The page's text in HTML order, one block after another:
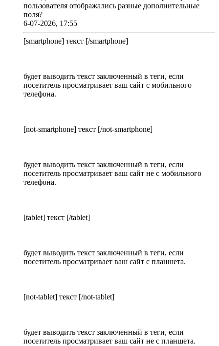
пользователя отображались разные дополнительные
поля?
6-07-2026, 17:55
[smartphone] текст [/smartphone]
будет выводить текст заключенный в теги, если
посетитель просматривает ваш сайт с мобильного
телефона.
[not-smartphone] текст [/not-smartphone]
будет выводить текст заключенный в теги, если
посетитель просматривает ваш сайт не с мобильного
телефона.
[tablet] текст [/tablet]
будет выводить текст заключенный в теги, если
посетитель просматривает ваш сайт с планшета.
[not-tablet] текст [/not-tablet]
будет выводить текст заключенный в теги, если
посетитель просматривает ваш сайт не с планшета.